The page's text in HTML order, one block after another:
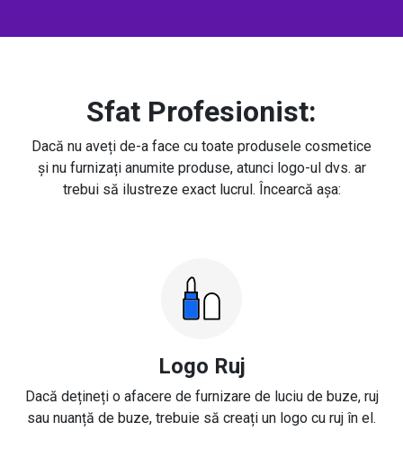
Sfat Profesionist:
Dacă nu aveți de-a face cu toate produsele cosmetice
și nu furnizați anumite produse, atunci logo-ul dvs. ar
trebui să ilustreze exact lucrul. Încearcă așa:
Logo Ruj
Dacă dețineți o afacere de furnizare de luciu de buze, ruj
sau nuanță de buze, trebuie să creați un logo cu ruj în el.